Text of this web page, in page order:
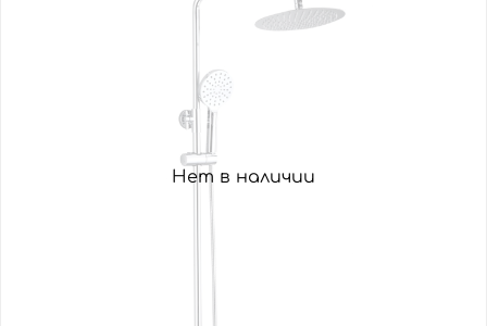
Нет в наличии